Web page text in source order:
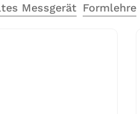
Messgerät Formlehre